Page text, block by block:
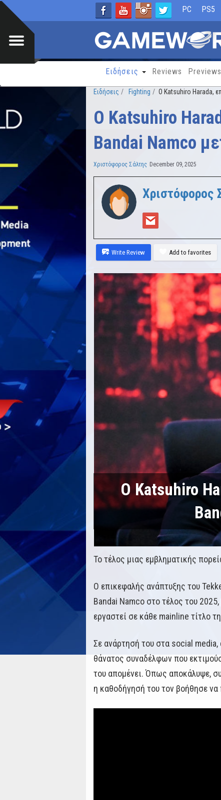
PC PS5
Ειδήσεις Reviews Previews
Ειδήσεις Fighting Ο Katsuhiro Harada,
Ο Katsuhiro
Bandai Namco
Χριστόφορος Σάλτης December 09, 2025
Χριστόφορος
Write Review Add to favorites
Ο Katsuhiro
Το τέλος μιας εμβληματικής
Ο επικεφαλής ανάπτυξης του
Bandai Namco στο τέλος του
εργαστεί σε κάθε mainline τίτλο
Σε ανάρτησή του στα social
θάνατος συναδέλφων που
του απομένει. Όπως αποκάλυψε,
η καθοδήγησή του τον βοήθησε